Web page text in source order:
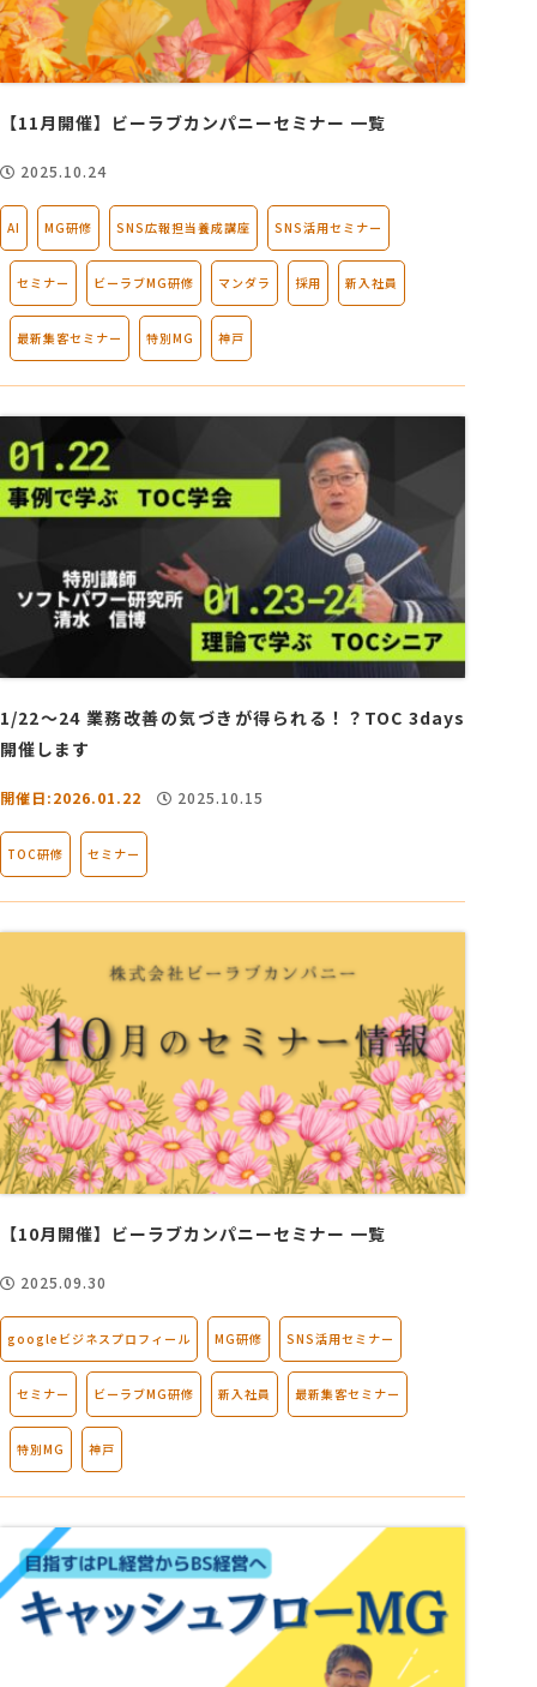
【11月開催】ビーラブカンパニーセミナー 一覧
2025.10.24
AI MG研修 SNS広報担当養成講座 SNS活用セミナー
セミナー ビーラブMG研修 マンダラ 採用 新入社員
最新集客セミナー 特別MG 神戸
1/22～24 業務改善の気づきが得られる！？TOC 3days
開催します
開催日:2026.01.22 2025.10.15
TOC研修 セミナー
【10月開催】ビーラブカンパニーセミナー 一覧
2025.09.30
googleビジネスプロフィール MG研修 SNS活用セミナー
セミナー ビーラブMG研修 新入社員 最新集客セミナー
特別MG 神戸